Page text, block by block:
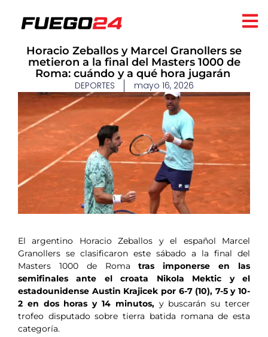
​Horacio Zeballos y Marcel Granollers se
metieron a la final del Masters 1000 de
Roma: cuándo y a qué hora jugarán
DEPORTES mayo 16, 2026
El argentino Horacio Zeballos y el español Marcel
Granollers se clasificaron este sábado a la final del
Masters 1000 de Romatras imponerse en las
semifinales ante el croata Nikola Mektic y el
estadounidense Austin Krajicek por 6-7 (10), 7-5 y 10-
2 en dos horas y 14 minutos,y buscarán su tercer
trofeo disputado sobre tierra batida romana de esta
categoría.